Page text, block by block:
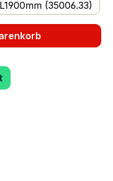
(35006.33)
Wert